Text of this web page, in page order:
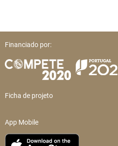
Financiado por:
Ficha de projeto
App Mobile